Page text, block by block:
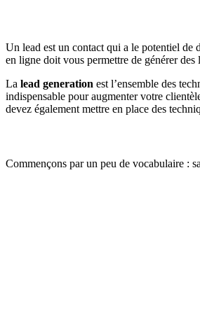
Un lead est un contact qui a le potentiel de
en ligne doit vous permettre de générer des
La lead generation est l’ensemble des
indispensable pour augmenter votre
devez également mettre en place des
Commençons par un peu de vocabulaire :